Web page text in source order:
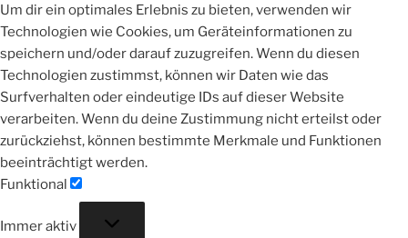
Um dir ein optimales Erlebnis zu bieten, verwenden wir
Technologien wie Cookies, um Geräteinformationen zu
speichern und/oder darauf zuzugreifen. Wenn du diesen
Technologien zustimmst, können wir Daten wie das
Surfverhalten oder eindeutige IDs auf dieser Website
verarbeiten. Wenn du deine Zustimmung nicht erteilst oder
zurückziehst, können bestimmte Merkmale und Funktionen
beeinträchtigt werden.
Funktional
Immer aktiv